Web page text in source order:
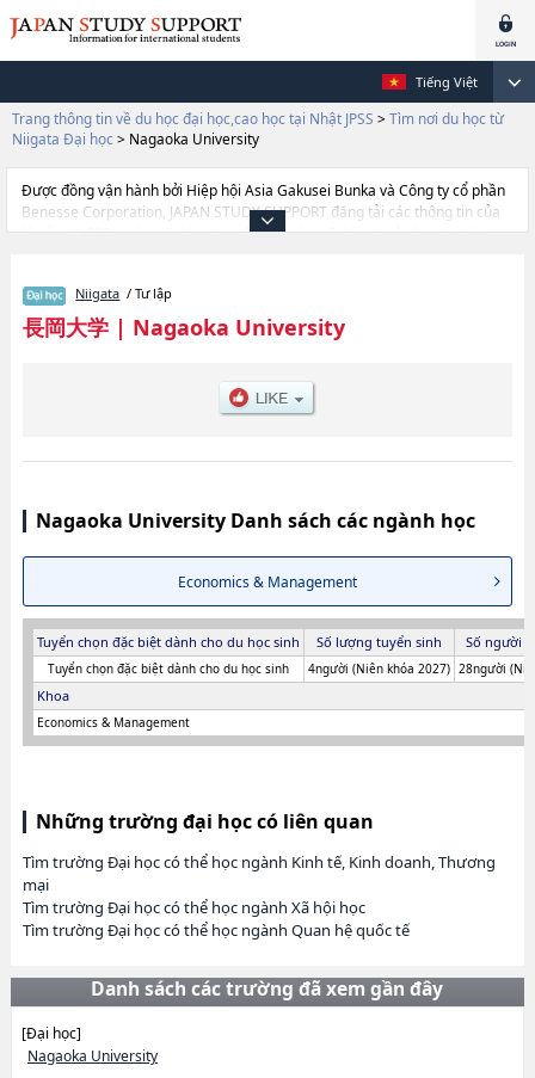
Tiếng Việt
Trang thông tin về du học đại học,cao học tại Nhật JPSS > Tìm nơi du học từ
Niigata Đại học > Nagaoka University
Được đồng vận hành bởi Hiệp hội Asia Gakusei Bunka và Công ty cổ phần
Benesse Corporation, JAPAN STUDY SUPPORT đăng tải các thông tin của
khoảng 1.300 trường đại học, cao học, trường đại học ngắn hạn, trường
cần thiết dành cho du học sinh, như là về các Ngành Economics &
Management, thông tin về từng ngành học, thông tin liên quan đến thi
tuyển như số lượng tuyển sinh, số lượng trúng tuyển, cở sở trang thiết bị,
Niigata / Tư lập
長岡大学| Nagaoka University
Nagaoka University Danh sách các ngành học
Economics & Management
Tuyển chọn đặc biệt dành cho du học sinh Số lượng tuyển sinh Số người
Tuyển chọn đặc biệt dành cho du học sinh 4người (Niên khóa 2027) 28người
Khoa
Economics & Management
Những trường đại học có liên quan
Tìm trường Đại học có thể học ngành Kinh tế, Kinh doanh, Thương
mại
Tìm trường Đại học có thể học ngành Xã hội học
Tìm trường Đại học có thể học ngành Quan hệ quốc tế
Danh sách các trường đã xem gần đây
[Đại học]
Nagaoka University